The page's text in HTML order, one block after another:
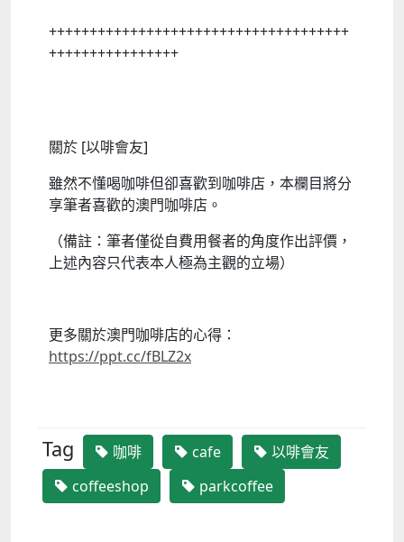
+++++++++++++++++++++++++++++++++++++
++++++++++++++++
關於 [以啡會友]
雖然不懂喝咖啡但卻喜歡到咖啡店，本欄目將分
享筆者喜歡的澳門咖啡店。
（備註：筆者僅從自費用餐者的角度作出評價，
上述內容只代表本人極為主觀的立場）
更多關於澳門咖啡店的心得：
https://ppt.cc/fBLZ2x
Tag 咖啡 cafe
以啡會友
coffeeshop
parkcoffee